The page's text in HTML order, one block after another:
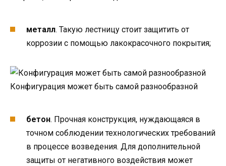
металл. Такую лестницу стоит защитить от
коррозии с помощью лакокрасочного покрытия;
Конфигурация может быть самой разнообразной
бетон. Прочная конструкция, нуждающаяся в
точном соблюдении технологических требований
в процессе возведения. Для дополнительной
защиты от негативного воздействия может